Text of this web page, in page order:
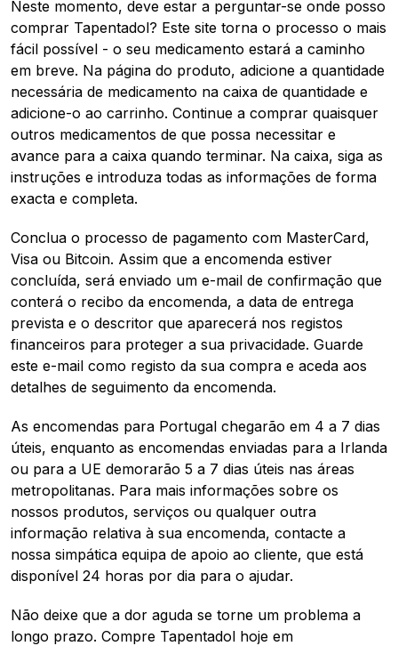
Neste momento, deve estar a perguntar-se onde posso
comprar Tapentadol? Este site torna o processo o mais
fácil possível - o seu medicamento estará a caminho
em breve. Na página do produto, adicione a quantidade
necessária de medicamento na caixa de quantidade e
adicione-o ao carrinho. Continue a comprar quaisquer
outros medicamentos de que possa necessitar e
avance para a caixa quando terminar. Na caixa, siga as
instruções e introduza todas as informações de forma
exacta e completa.
Conclua o processo de pagamento com MasterCard,
Visa ou Bitcoin. Assim que a encomenda estiver
concluída, será enviado um e-mail de confirmação que
conterá o recibo da encomenda, a data de entrega
prevista e o descritor que aparecerá nos registos
financeiros para proteger a sua privacidade. Guarde
este e-mail como registo da sua compra e aceda aos
detalhes de seguimento da encomenda.
As encomendas para Portugal chegarão em 4 a 7 dias
úteis, enquanto as encomendas enviadas para a Irlanda
ou para a UE demorarão 5 a 7 dias úteis nas áreas
metropolitanas. Para mais informações sobre os
nossos produtos, serviços ou qualquer outra
informação relativa à sua encomenda, contacte a
nossa simpática equipa de apoio ao cliente, que está
disponível 24 horas por dia para o ajudar.
Não deixe que a dor aguda se torne um problema a
longo prazo. Compre Tapentadol hoje em